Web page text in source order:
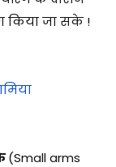
किया जा सके !
(Small arms